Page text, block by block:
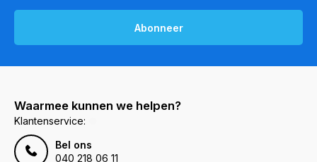
Abonneer
Waarmee kunnen we helpen?
Klantenservice:
Bel ons
040 218 06 11